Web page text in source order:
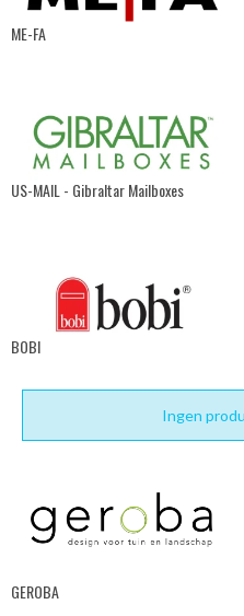
ME-FA
US-MAIL - Gibraltar Mailboxes
BOBI
Ingen
GEROBA